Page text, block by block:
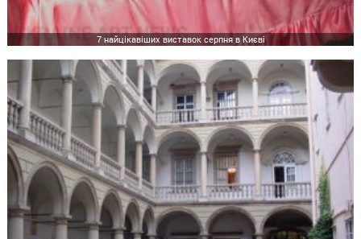
7 найцікавіших виставок серпня в Києві